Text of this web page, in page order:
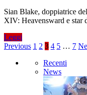
Sian Blake, doppiatrice
XIV: Heavensward e star
Leggi
Previous 1 2 3 4 5 … 7
Recenti
News